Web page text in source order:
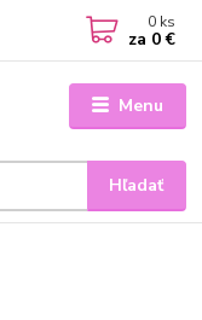
Menu
Hľadať
0 ks
za 0 €